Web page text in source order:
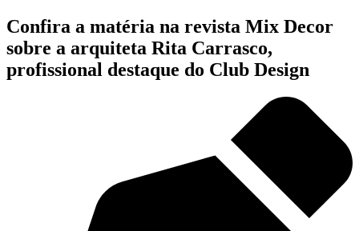
Confira a matéria na revista Mix Decor
sobre a arquiteta Rita Carrasco,
profissional destaque do Club Design